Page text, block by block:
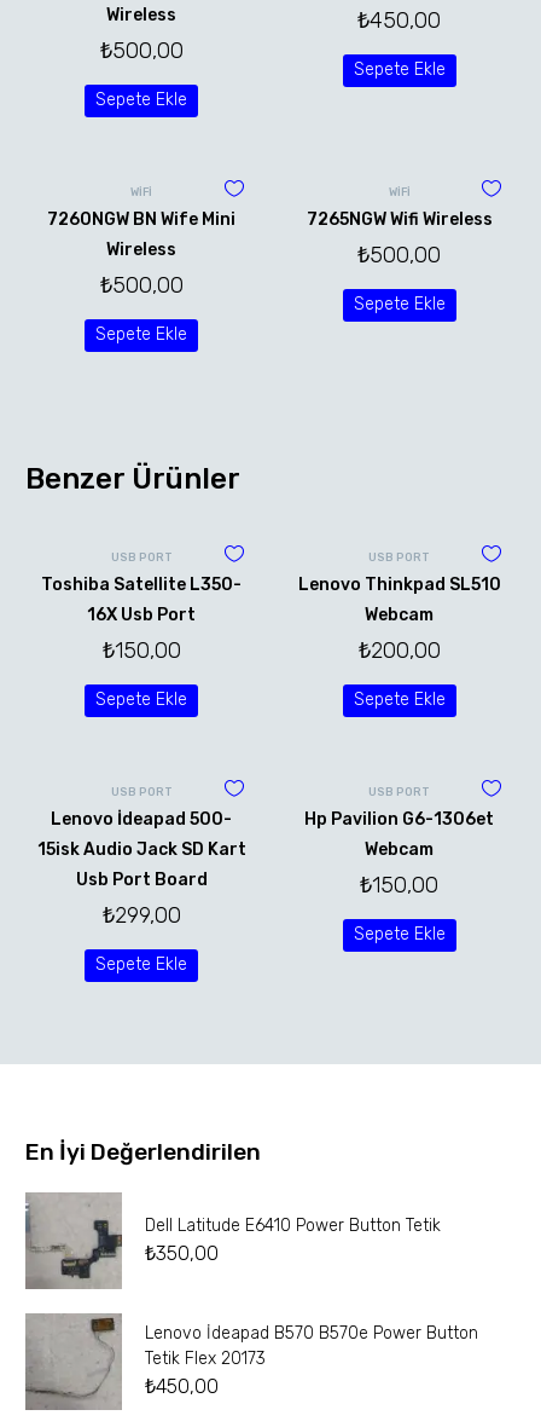
Wireless
₺500,00
Sepete Ekle
₺450,00
Sepete Ekle
WİFİ
7260NGW BN Wife Mini
Wireless
₺500,00
Sepete Ekle
WİFİ
7265NGW Wifi Wireless
₺500,00
Sepete Ekle
Benzer Ürünler
USB PORT
Toshiba Satellite L350-
16X Usb Port
₺150,00
Sepete Ekle
USB PORT
Lenovo Thinkpad SL510
Webcam
₺200,00
Sepete Ekle
USB PORT
Lenovo İdeapad 500-
15isk Audio Jack SD Kart
Usb Port Board
₺299,00
Sepete Ekle
USB PORT
Hp Pavilion G6-1306et
Webcam
₺150,00
Sepete Ekle
En İyi Değerlendirilen
Dell Latitude E6410 Power Button Tetik
₺350,00
Lenovo İdeapad B570 B570e Power Button
Tetik Flex 20173
₺450,00